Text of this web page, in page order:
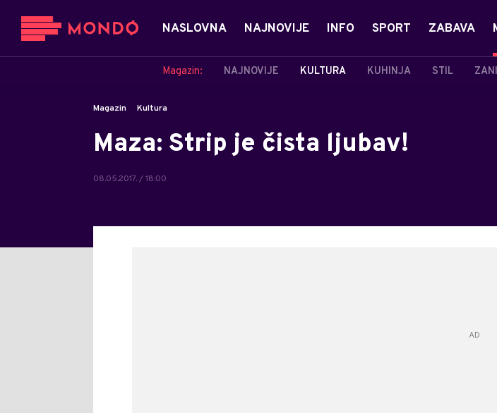
NASLOVNA NAJNOVIJE INFO SPORT ZABAVA
Magazin: NAJNOVIJE KULTURA KUHINJA STIL
Magazin Kultura
Maza: Strip je čista ljubav!
08.05.2017. / 18:00